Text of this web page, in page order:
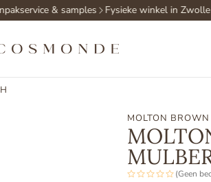
& samples Fysieke winkel in Zwolle
MOLTON
(Geen